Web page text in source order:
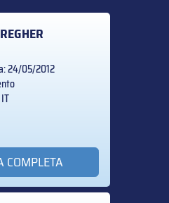
24/05/2012
COMPLETA